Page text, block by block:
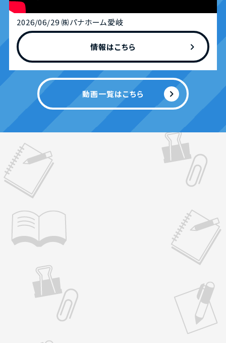
2026/06/29 ㈱パナホーム愛岐
情報はこちら chevron_right
動画一覧はこちら chevron_right
参加学生カード
岐阜県インターンシップ保険 申請書（企業